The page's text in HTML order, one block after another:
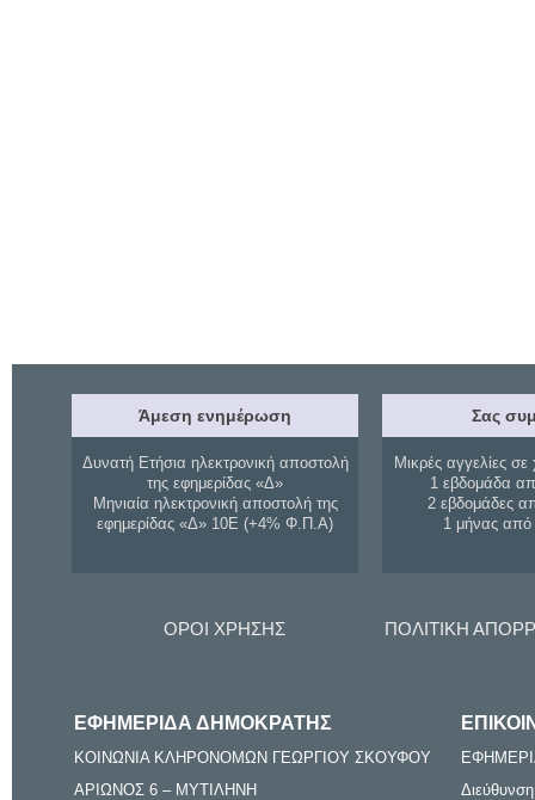
Άμεση ενημέρωση
Δυνατή Ετήσια ηλεκτρονική αποστολή
της εφημερίδας «Δ»
Μηνιαία ηλεκτρονική αποστολή της
εφημερίδας «Δ» 10Ε (+4% Φ.Π.Α)
Σας
Μικρές αγγελίες σε
1 εβδομάδα
2 εβδομάδες
1 μήνας
ΟΡΟΙ ΧΡΗΣΗΣ ΠΟΛΙΤΙΚΗ
ΕΦΗΜΕΡΙΔΑ ΔΗΜΟΚΡΑΤΗΣ
ΚΟΙΝΩΝΙΑ ΚΛΗΡΟΝΟΜΩΝ ΓΕΩΡΓΙΟΥ ΣΚΟΥΦΟΥ
ΑΡΙΩΝΟΣ 6 – ΜΥΤΙΛΗΝΗ